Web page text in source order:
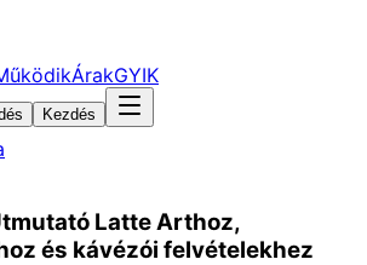
ÁrakGYIK
Kezdés
Latte Arthoz,
és kávézói felvételekhez